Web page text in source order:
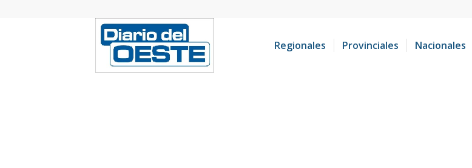
Regionales Provinciales Nacionales